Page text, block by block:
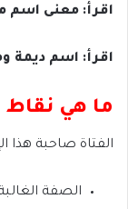
اقرأ: معنى اسم
اقرأ: اسم ديمة
ما هي
الفتاة صاحبة هذا
الصفة